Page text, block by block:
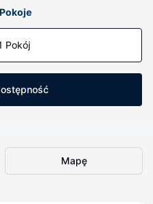
Pokoje
Pokój
Mapę